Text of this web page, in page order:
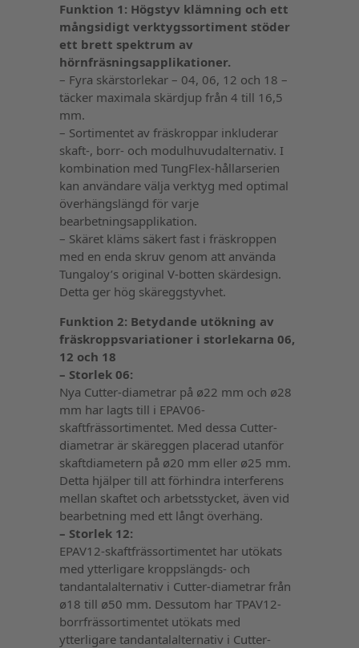
Funktion 1: Högstyv klämning och ett
mångsidigt verktygssortiment stöder
ett brett spektrum av
hörnfräsningsapplikationer.
– Fyra skärstorlekar – 04, 06, 12 och 18 –
täcker maximala skärdjup från 4 till 16,5
mm.
– Sortimentet av fräskroppar inkluderar
skaft-, borr- och modulhuvudalternativ. I
kombination med TungFlex-hållarserien
kan användare välja verktyg med optimal
överhängslängd för varje
bearbetningsapplikation.
– Skäret kläms säkert fast i fräskroppen
med en enda skruv genom att använda
Tungaloy’s original V-botten skärdesign.
Detta ger hög skäreggstyvhet.
Funktion 2: Betydande utökning av
fräskroppsvariationer i storlekarna 06,
12 och 18
– Storlek 06:
Nya Cutter-diametrar på ø22 mm och ø28
mm har lagts till i EPAV06-
skaftfrässortimentet. Med dessa Cutter-
diametrar är skäreggen placerad utanför
skaftdiametern på ø20 mm eller ø25 mm.
Detta hjälper till att förhindra interferens
mellan skaftet och arbetsstycket, även vid
bearbetning med ett långt överhäng.
– Storlek 12:
EPAV12-skaftfrässortimentet har utökats
med ytterligare kroppslängds- och
tandantalalternativ i Cutter-diametrar från
ø18 till ø50 mm. Dessutom har TPAV12-
borrfrässortimentet utökats med
ytterligare tandantalalternativ i Cutter-